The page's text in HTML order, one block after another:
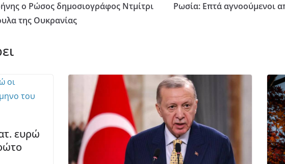
ο Ρώσος δημοσιογράφος Ντμίτρι
της Ουκρανίας
Ρωσία: Επτά αγνοούμενοι
ευρώ